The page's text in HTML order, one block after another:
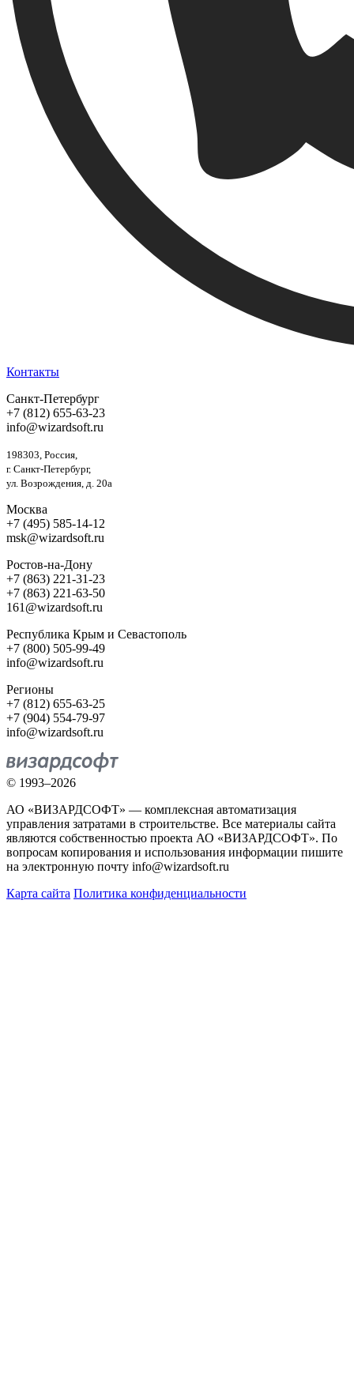
Контакты
Санкт-Петербург
+7 (812) 655-63-23
info@wizardsoft.ru
198303, Россия,
г. Санкт-Петербург,
ул. Возрождения, д. 20а
Москва
+7 (495) 585-14-12
msk@wizardsoft.ru
Ростов-на-Дону
+7 (863) 221-31-23
+7 (863) 221-63-50
161@wizardsoft.ru
Республика Крым и Севастополь
+7 (800) 505-99-49
info@wizardsoft.ru
Регионы
+7 (812) 655-63-25
+7 (904) 554-79-97
info@wizardsoft.ru
© 1993–2026
АО «ВИЗАРДСОФТ» — комплексная автоматизация
управления затратами в строительстве. Все материалы сайта
являются собственностью проекта АО «ВИЗАРДСОФТ». По
вопросам копирования и использования информации пишите
на электронную почту info@wizardsoft.ru
Карта сайта Политика конфиденциальности